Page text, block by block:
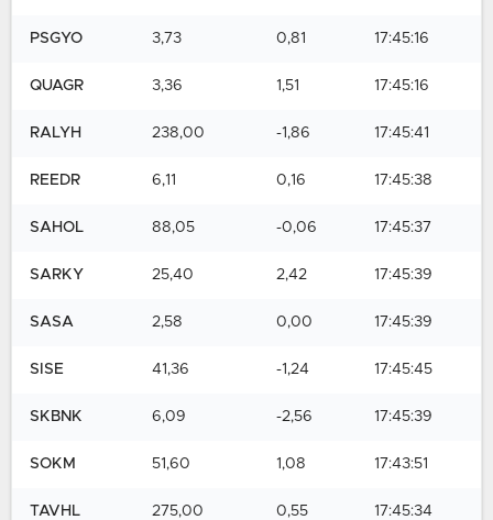
PSGYO 3,73 0,81 17:45:16
QUAGR 3,36 1,51 17:45:16
RALYH 238,00 -1,86 17:45:41
REEDR 6,11 0,16 17:45:38
SAHOL 88,05 -0,06 17:45:37
SARKY 25,40 2,42 17:45:39
SASA 2,58 0,00 17:45:39
SISE 41,36 -1,24 17:45:45
SKBNK 6,09 -2,56 17:45:39
SOKM 51,60 1,08 17:43:51
TAVHL 275,00 0,55 17:45:34